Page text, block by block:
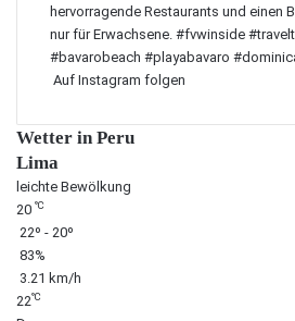
Auf Instagram folgen
Wetter in Peru
Lima
leichte Bewölkung
20 ℃
22º - 20º
83%
3.21 km/h
22℃